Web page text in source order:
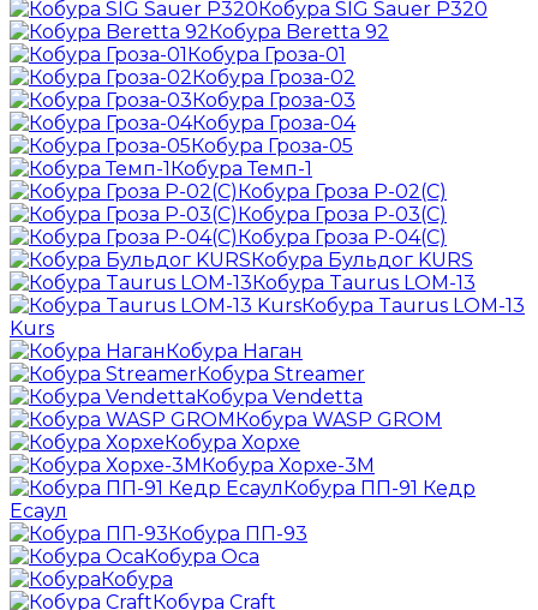
Кобура SIG Sauer P320
Кобура Beretta 92
Кобура Гроза-01
Кобура Гроза-02
Кобура Гроза-03
Кобура Гроза-04
Кобура Гроза-05
Кобура Темп-1
Кобура Гроза Р-02(С)
Кобура Гроза Р-03(С)
Кобура Гроза Р-04(С)
Кобура Бульдог KURS
Кобура Taurus LOM-13
Кобура Taurus LOM-13
Kurs
Кобура Наган
Кобура Streamer
Кобура Vendetta
Кобура WASP GROM
Кобура Хорхе
Кобура Хорхе-3М
Кобура ПП-91 Кедр
Есаул
Кобура ПП-93
Кобура Оса
Кобура
Кобура Craft